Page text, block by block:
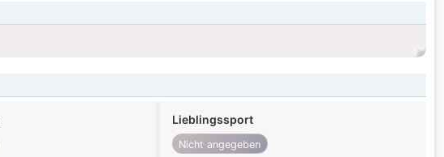
Lieblingssport
Nicht angegeben